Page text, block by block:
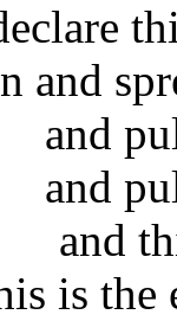
and
and
and
and
is the